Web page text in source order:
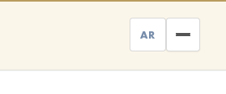
AR